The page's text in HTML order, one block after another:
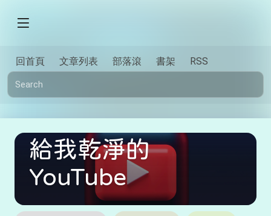
回首頁 文章列表 部落滾 書架 RSS
給我乾淨的
YouTube